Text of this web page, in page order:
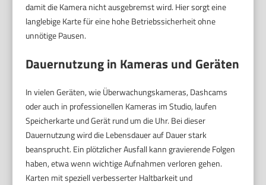
damit die Kamera nicht ausgebremst wird. Hier sorgt eine
langlebige Karte für eine hohe Betriebssicherheit ohne
unnötige Pausen.
Dauernutzung in Kameras und Geräten
In vielen Geräten, wie Überwachungskameras, Dashcams
oder auch in professionellen Kameras im Studio, laufen
Speicherkarte und Gerät rund um die Uhr. Bei dieser
Dauernutzung wird die Lebensdauer auf Dauer stark
beansprucht. Ein plötzlicher Ausfall kann gravierende Folgen
haben, etwa wenn wichtige Aufnahmen verloren gehen.
Karten mit speziell verbesserter Haltbarkeit und